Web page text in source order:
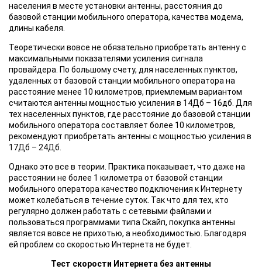
населения в месте установки антенны, расстояния до
базовой станции мобильного оператора, качества модема,
длины кабеля.
Теоретически вовсе не обязательно приобретать антенну с
максимальными показателями усиления сигнала
провайдера. По большому счету, для населенных пунктов,
удаленных от базовой станции мобильного оператора на
расстояние менее 10 километров, приемлемым вариантом
считаются антенны мощностью усиления в 14Дб – 16дб. Для
тех населенных пунктов, где расстояние до базовой станции
мобильного оператора составляет более 10 километров,
рекомендуют приобретать антенны с мощностью усиления в
17Дб – 24Дб.
Однако это все в теории. Практика показывает, что даже на
расстоянии не более 1 километра от базовой станции
мобильного оператора качество подключения к Интернету
может колебаться в течение суток. Так что для тех, кто
регулярно должен работать с сетевыми файлами и
пользоваться программами типа Скайп, покупка антенны
является вовсе не прихотью, а необходимостью. Благодаря
ей проблем со скоростью Интернета не будет.
Тест скорости Интернета без антенны